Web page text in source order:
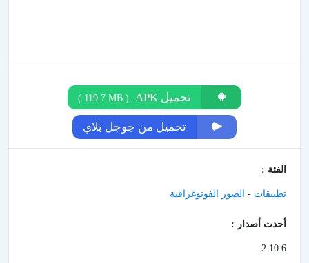
تحميل APK (
119.7 MB
)
تحميل من جوجل بلاي
الفئة :
تطبيقات - الصور الفوتوغرافية
أحدث أصدار :
2.10.6